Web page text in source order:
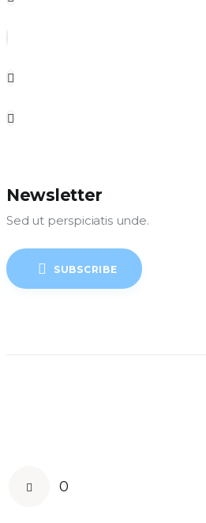
Newsletter
Sed ut perspiciatis unde.
SUBSCRIBE
0